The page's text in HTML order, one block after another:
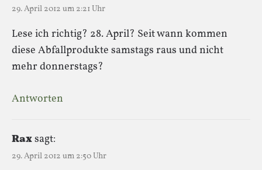
29. April 2012 um 2:21 Uhr
Lese ich richtig? 28. April? Seit wann kommen
diese Abfallprodukte samstags raus und nicht
mehr donnerstags?
Antworten
Raxsagt:
29. April 2012 um 2:50 Uhr